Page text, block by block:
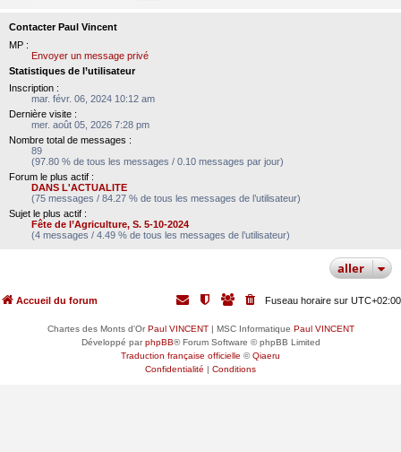
Contacter Paul Vincent
MP :
Envoyer un message privé
Statistiques de l’utilisateur
Inscription :
mar. févr. 06, 2024 10:12 am
Dernière visite :
mer. août 05, 2026 7:28 pm
Nombre total de messages :
89
(97.80 % de tous les messages / 0.10 messages par jour)
Forum le plus actif :
DANS L'ACTUALITE
(75 messages / 84.27 % de tous les messages de l’utilisateur)
Sujet le plus actif :
Fête de l’Agriculture, S. 5-10-2024
(4 messages / 4.49 % de tous les messages de l’utilisateur)
aller
Accueil du forum Fuseau horaire sur UTC+02:00
Chartes des Monts d'OrPaul VINCENT| MSC Informatique Paul VINCENT
Développé parphpBB® Forum Software © phpBB Limited
Traduction française officielle ©Qiaeru
Confidentialité | Conditions